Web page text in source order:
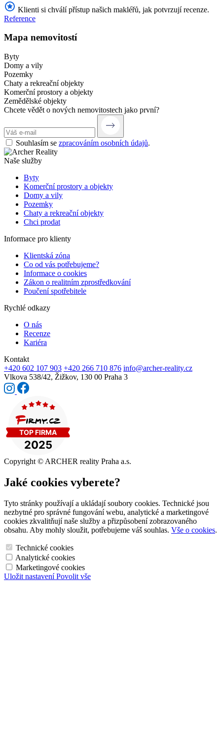
Klienti si chválí přístup našich makléřů, jak potvrzují recenze.
Reference
Mapa nemovitostí
Byty
Domy a vily
Pozemky
Chaty a rekreační objekty
Komerční prostory a objekty
Zemědělské objekty
Chcete vědět o nových nemovitostech jako první?
Souhlasím se zpracováním osobních údajů.
Naše služby
Byty
Komerční prostory a objekty
Domy a vily
Pozemky
Chaty a rekreační objekty
Chci prodat
Informace pro klienty
Klientská zóna
Co od vás potřebujeme?
Informace o cookies
Zákon o realitním zprostředkování
Poučení spotřebitele
Rychlé odkazy
O nás
Recenze
Kariéra
Kontakt
+420 602 107 903 +420 266 710 876 info@archer-reality.cz
Vlkova 538/42, Žižkov, 130 00 Praha 3
Copyright © ARCHER reality Praha a.s.
Jaké cookies vyberete?
Tyto stránky používají a ukládají soubory cookies. Technické jsou
nezbytné pro správné fungování webu, analytické a marketingové
cookies zkvalitňují naše služby a přizpůsobení zobrazovaného
obsahu. Aby mohly sloužit, potřebujeme váš souhlas. Vše o cookies.
Technické cookies
Analytické cookies
Marketingové cookies
Uložit nastavení Povolit vše